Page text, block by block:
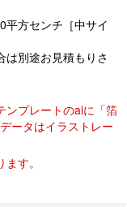
平方センチ［中サイ
別途お見積もりさ
ンプレートのaiに「箔
ータはイラストレー
す。